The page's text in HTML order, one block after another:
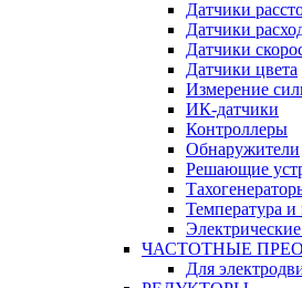
Датчики
Датчики
Датчики
Датчики цвета
Измерение
ИК-датчики
Контроллеры
Обнаружители
Решающие
Температура и
ЧАСТОТНЫЕ
Для